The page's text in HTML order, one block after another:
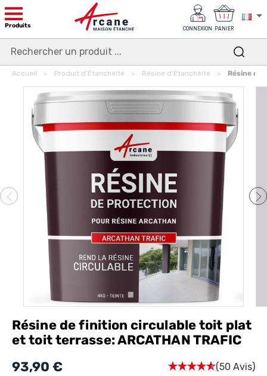
Produits CONNEXION PANIER
Accueil Produit d’Étanchéité Résine d'Étanchéité Résine de
Résine de finition circulable toit plat
et toit terrasse: ARCATHAN TRAFIC
93,90 €
(50 Avis)